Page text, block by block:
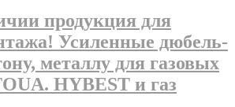
продукция для
Усиленные дюбель-
металлу для газовых
HYBEST и газ